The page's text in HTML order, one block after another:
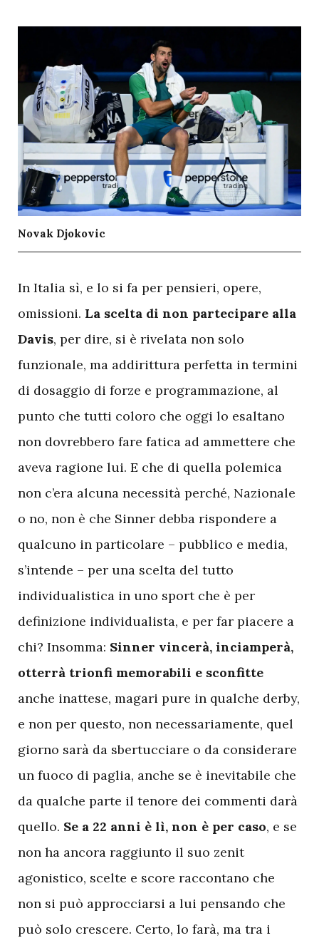
Novak Djokovic
In Italia sì, e lo si fa per pensieri, opere,
omissioni. La scelta di non partecipare alla
Davis, per dire, si è rivelata non solo
funzionale, ma addirittura perfetta in termini
di dosaggio di forze e programmazione, al
punto che tutti coloro che oggi lo esaltano
non dovrebbero fare fatica ad ammettere che
aveva ragione lui. E che di quella polemica
non c’era alcuna necessità perché, Nazionale
o no, non è che Sinner debba rispondere a
qualcuno in particolare – pubblico e media,
s’intende – per una scelta del tutto
individualistica in uno sport che è per
definizione individualista, e per far piacere a
chi? Insomma: Sinner vincerà, inciamperà,
otterrà trionfi memorabili e sconfitte
anche inattese, magari pure in qualche derby,
e non per questo, non necessariamente, quel
giorno sarà da sbertucciare o da considerare
un fuoco di paglia, anche se è inevitabile che
da qualche parte il tenore dei commenti darà
quello. Se a 22 anni è lì, non è per caso, e se
non ha ancora raggiunto il suo zenit
agonistico, scelte e score raccontano che
non si può approcciarsi a lui pensando che
può solo crescere. Certo, lo farà, ma tra i